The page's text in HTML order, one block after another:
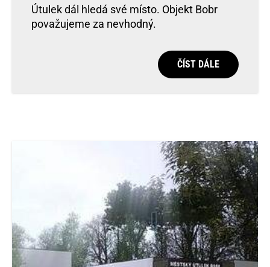
Útulek dál hledá své místo. Objekt Bobr
považujeme za nevhodný.
ČÍST DÁLE